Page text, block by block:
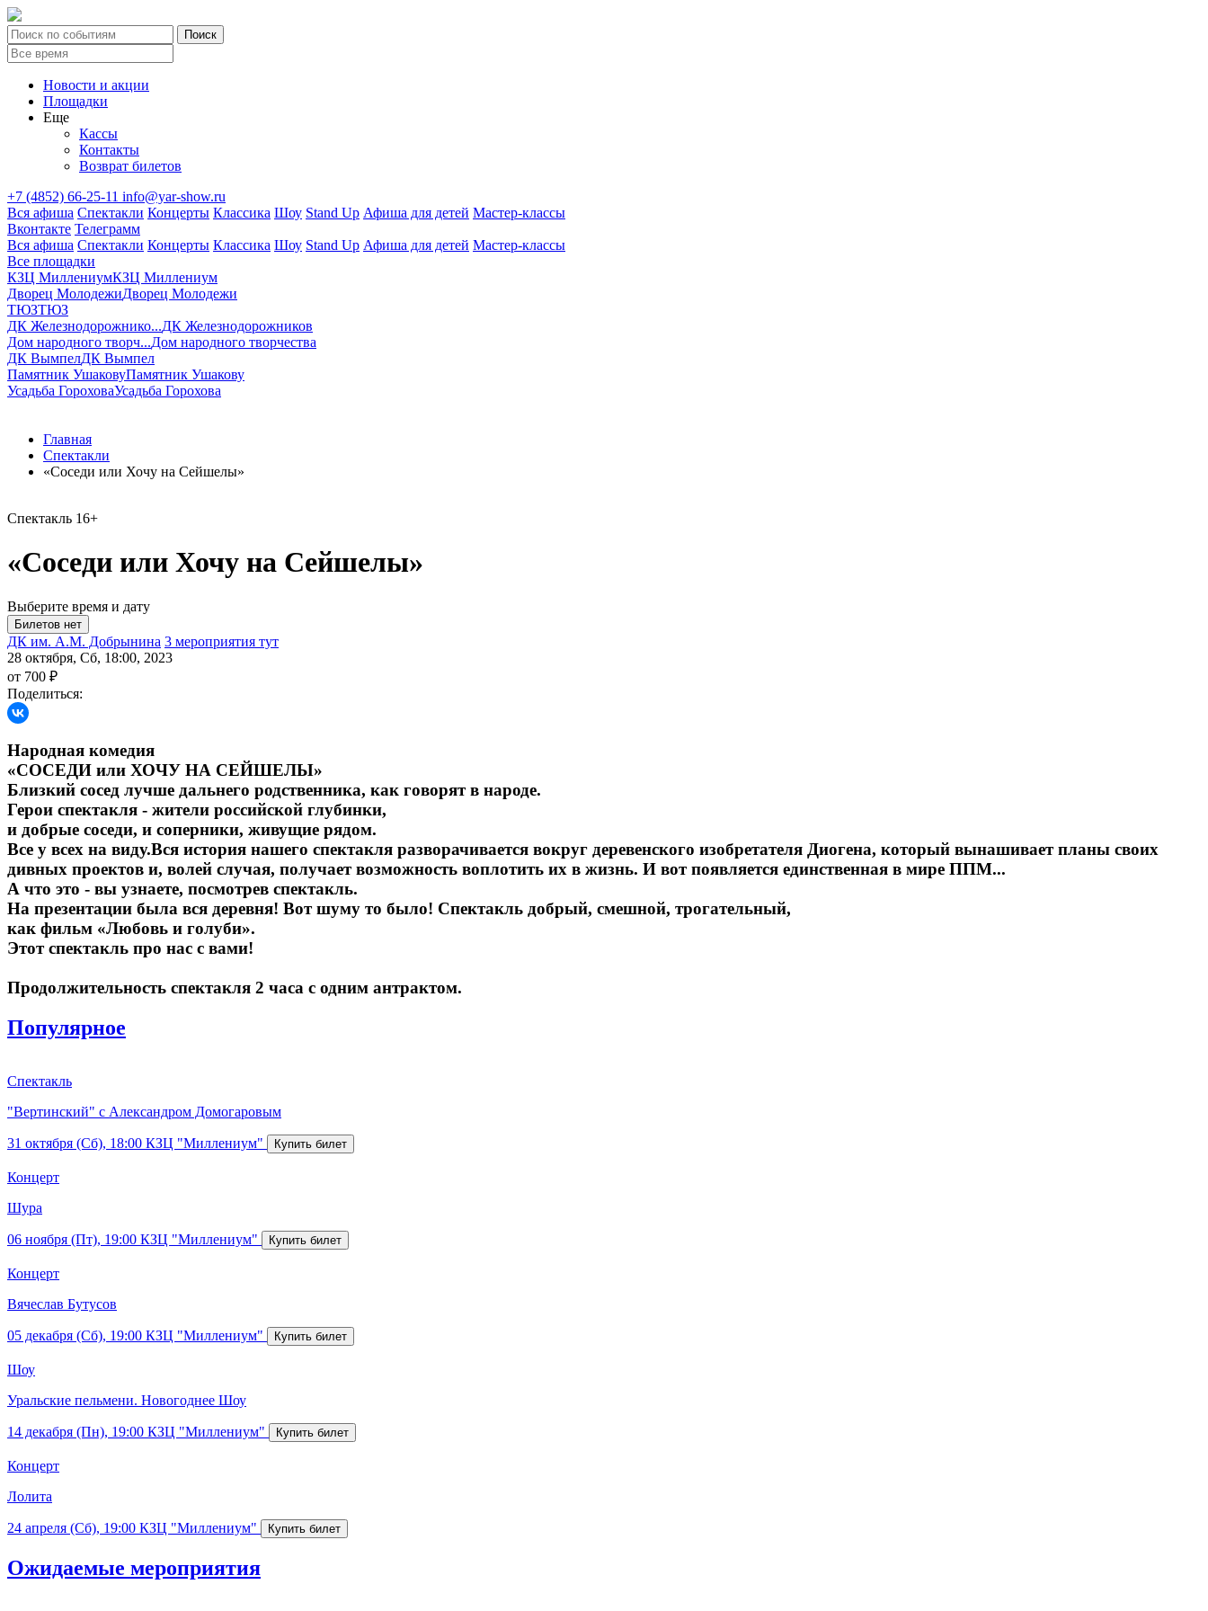
Новости и акции
Площадки
Еще
Кассы
Контакты
Возврат билетов
+7 (4852) 66-25-11 info@yar-show.ru
Вся афиша Спектакли Концерты Классика Шоу Stand Up Афиша для детей Мастер-классы
Вконтакте Телеграмм
Вся афиша Спектакли Концерты Классика Шоу Stand Up Афиша для детей Мастер-классы
Все площадки
КЗЦ МиллениумКЗЦ Миллениум
Дворец МолодежиДворец Молодежи
ТЮЗТЮЗ
ДК Железнодорожнико...ДК Железнодорожников
Дом народного творч...Дом народного творчества
ДК ВымпелДК Вымпел
Памятник УшаковуПамятник Ушакову
Усадьба ГороховаУсадьба Горохова
Главная
Спектакли
«Соседи или Хочу на Сейшелы»
Спектакль 16+
«Соседи или Хочу на Сейшелы»
Выберите время и дату
ДК им. А.М. Добрынина 3 мероприятия тут
28 октября, Сб, 18:00, 2023
от 700 ₽
Поделиться:
Народная комедия
«СОСЕДИ или ХОЧУ НА СЕЙШЕЛЫ»
Близкий сосед лучше дальнего родственника, как говорят в народе.
Герои спектакля - жители российской глубинки,
и добрые соседи, и соперники, живущие рядом.
Все у всех на виду.Вся история нашего спектакля разворачивается вокруг деревенского изобретателя Диогена, который вынашивает планы своих
дивных проектов и, волей случая, получает возможность воплотить их в жизнь. И вот появляется единственная в мире ППМ...
А что это - вы узнаете, посмотрев спектакль.
На презентации была вся деревня! Вот шуму то было! Спектакль добрый, смешной, трогательный,
как фильм «Любовь и голуби».
Этот спектакль про нас с вами!
Продолжительность спектакля 2 часа с одним антрактом.
Популярное
Спектакль
"Вертинский" с Александром Домогаровым
31 октября (Сб), 18:00 КЗЦ "Миллениум"
Концерт
Шура
06 ноября (Пт), 19:00 КЗЦ "Миллениум"
Концерт
Вячеслав Бутусов
05 декабря (Сб), 19:00 КЗЦ "Миллениум"
Шоу
Уральские пельмени. Новогоднее Шоу
14 декабря (Пн), 19:00 КЗЦ "Миллениум"
Концерт
Лолита
24 апреля (Сб), 19:00 КЗЦ "Миллениум"
Ожидаемые мероприятия